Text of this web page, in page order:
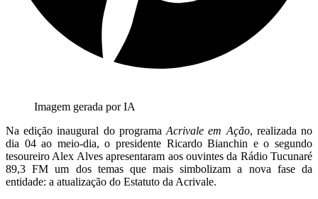
Imagem gerada por IA
Na edição inaugural do programaAcrivale em Ação, realizada no
dia 04 ao meio-dia, o presidente Ricardo Bianchin e o segundo
tesoureiro Alex Alves apresentaram aos ouvintes da Rádio Tucunaré
89,3 FM um dos temas que mais simbolizam a nova fase da
entidade: a atualização do Estatuto da Acrivale.